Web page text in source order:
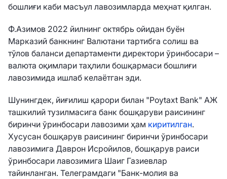
бошлиғи каби масъул лавозимларда меҳнат қилган.
Ф.Азимов 2022 йилнинг октябрь ойидан буён
Марказий банкнинг Валютани тартибга солиш ва
тўлов баланси департаменти директори ўринбосари –
валюта оқимлари таҳлили бошқармаси бошлиғи
лавозимида ишлаб келаётган эди.
Шунингдек, йиғилиш қарори билан "Poytaxt Bank" АЖ
ташкилий тузилмасига банк бошқаруви раисининг
биринчи ўринбосари лавозими ҳам киритилган.
Хусусан бошқарув раисининг биринчи ўринбосари
лавозимига Даврон Исройилов, бошқарув раиси
ўринбосари лавозимига Шаиг Газиевлар
тайинланган. Телеграмдаги "Банк-молия ва